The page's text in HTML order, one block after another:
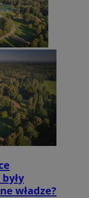
władze?